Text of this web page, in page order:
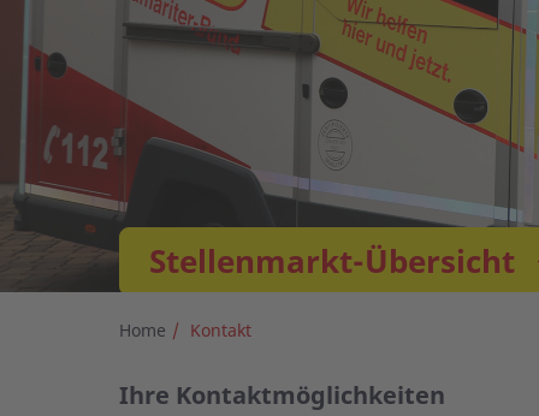
Stellenmarkt-Übersicht
Home Kontakt
Ihre Kontaktmöglichkeiten